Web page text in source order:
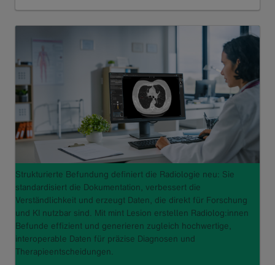
Strukturierte Befundung definiert die Radiologie neu: Sie
standardisiert die Dokumentation, verbessert die
Verständlichkeit und erzeugt Daten, die direkt für Forschung
und KI nutzbar sind. Mit mint Lesion erstellen Radiolog:innen
Befunde effizient und generieren zugleich hochwertige,
interoperable Daten für präzise Diagnosen und
Therapieentscheidungen.